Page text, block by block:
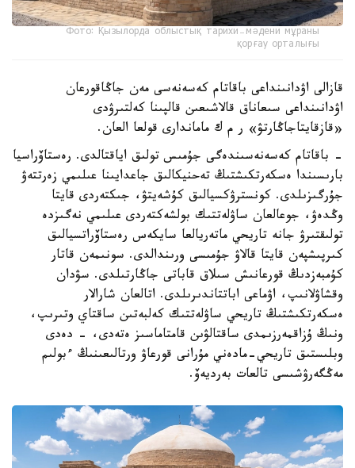
Фото: Қызылорда облыстық тарихи-мәдени мұраны
қорғау орталығы
قازالى اۋدانىنداعى باقاتام كەسەنەسى مەن جاڭاقورعان
اۋدانىنداعى سىعاناق قالاشىعىن قالپىنا كەلتىرۋدى
«قازقايتاجاڭارتۋ» ر م ك ماماندارى قولعا العان.
- باقاتام كەسەنەسىندەگى جۇمىس تولىق اياقتالدى. رەستاۆراسيا
بارىسىندا ەسكەرتكىشتىڭ تەحنيكالىق جاعدايىنا عىلىمي زەرتتەۋ
جۇرگىزىلدى. كونسترۋكسيالىق كۇشەيتۋ، جىكتەردى قايتا
وڭدەۋ، جوعالعان ساۋلەتتىك بولشەكتەردى عىلىمي نەگىزدە
تولىقتىرۋ جانە تاريحي ماتەريالعا سايكەس رەستاۆراتسيالىق
كىرپىشپەن قايتا قالاۋ جۇمىسى ورىندالدى. سونىمەن قاتار
كۇمبەزدىڭ قورعانىش سىلاق قاباتى جاڭارتىلدى. سۋدان
وقشاۋلانىپ، اۋماعى اباتتاندىرىلدى. اتالعان شارالار
ەسكەرتكىشتىڭ تاريحي ساۋلەتتىك كەلبەتىن ساقتاي وتىرىپ،
ونىڭ ۇزاقمەرزىمدى ساقتالۋىن قامتاماسىز ەتەدى، - دەدى
وبلىستىق تاريحي-مادەني مۇرانى قورعاۋ ورتالىعىنىڭ ءبولىم
مەڭگەرۋشىسى تالعات بەرديەۆ.